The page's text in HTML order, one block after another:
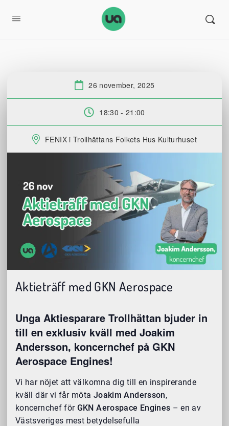
Datum:
26 november, 2025
Tid:
18:30 - 21:00
Plats:
FENIX i Trollhättans Folkets Hus Kulturhuset
Aktieträff med GKN Aerospace
Unga Aktiesparare Trollhättan bjuder in
till en exklusiv kväll med Joakim
Andersson, koncernchef på GKN
Aerospace Engines!
Vi har nöjet att välkomna dig till en inspirerande
kväll där vi får möta Joakim Andersson,
koncernchef för GKN Aerospace Engines – en av
Västsveriges mest betydelsefulla